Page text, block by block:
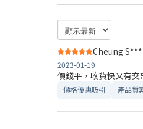
Cheung S***
2023-01-19
價錢平，收貨快又有
價格優惠吸引 產品質